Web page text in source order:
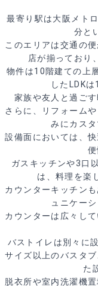
最寄り駅は大阪メト
分と
このエリアは交通の
店が揃っており
物件は10階建ての上
したLDK
家族や友人と過ご
さらに、リフォーム
みにカス
設備面においては、
ガスキッチンや3口
は、料理を楽
カウンターキッチン
ュニケー
カウンターは広々し
バストイレは別々に
サイズ以上のバスタ
た
脱衣所や室内洗濯機